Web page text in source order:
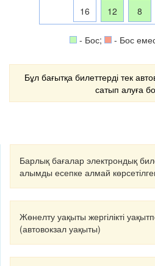
16 12 8
- Бос; - Бос
Бұл бағытқа билеттерді тек
сатып алуға
Барлық бағалар электрондық
алымды есепке алмай
Жөнелту уақыты жергілікті
(автовокзал уақыты)